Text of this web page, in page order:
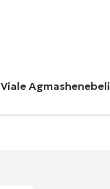
Viale Agmashenebeli